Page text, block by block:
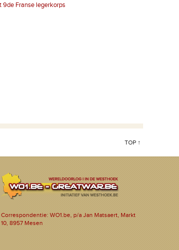
9de Franse legerkorps
TOP ↑
Correspondentie: WO1.be, p/a Jan Matsaert, Markt
10, 8957 Mesen